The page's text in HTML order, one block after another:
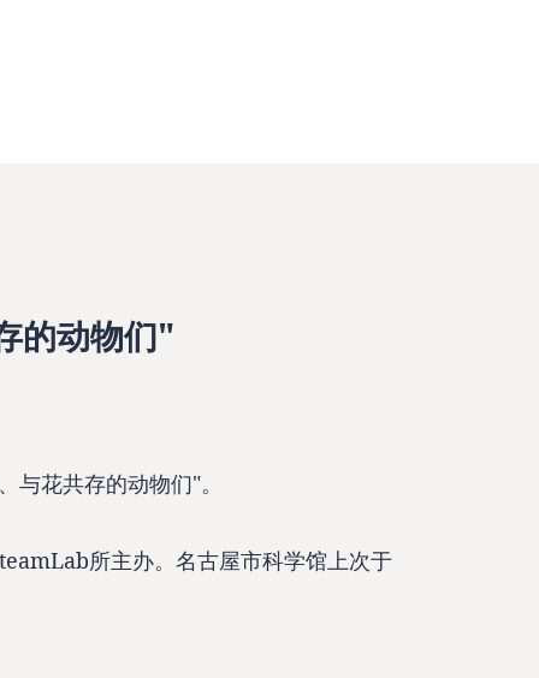
的动物们"
花共存的动物们"。
所主办。名古屋市科学馆上次于